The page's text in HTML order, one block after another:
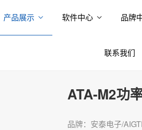
产品展示 软件中心 品牌
联系我们
ATA-M2功
品牌：安泰电子/